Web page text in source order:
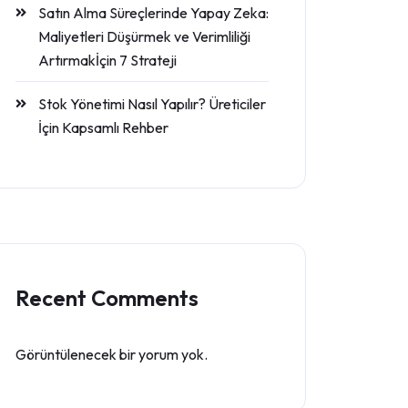
Satın Alma Süreçlerinde Yapay Zeka:
Maliyetleri Düşürmek ve Verimliliği
Artırmakİçin 7 Strateji
Stok Yönetimi Nasıl Yapılır? Üreticiler
İçin Kapsamlı Rehber
Recent Comments
Görüntülenecek bir yorum yok.